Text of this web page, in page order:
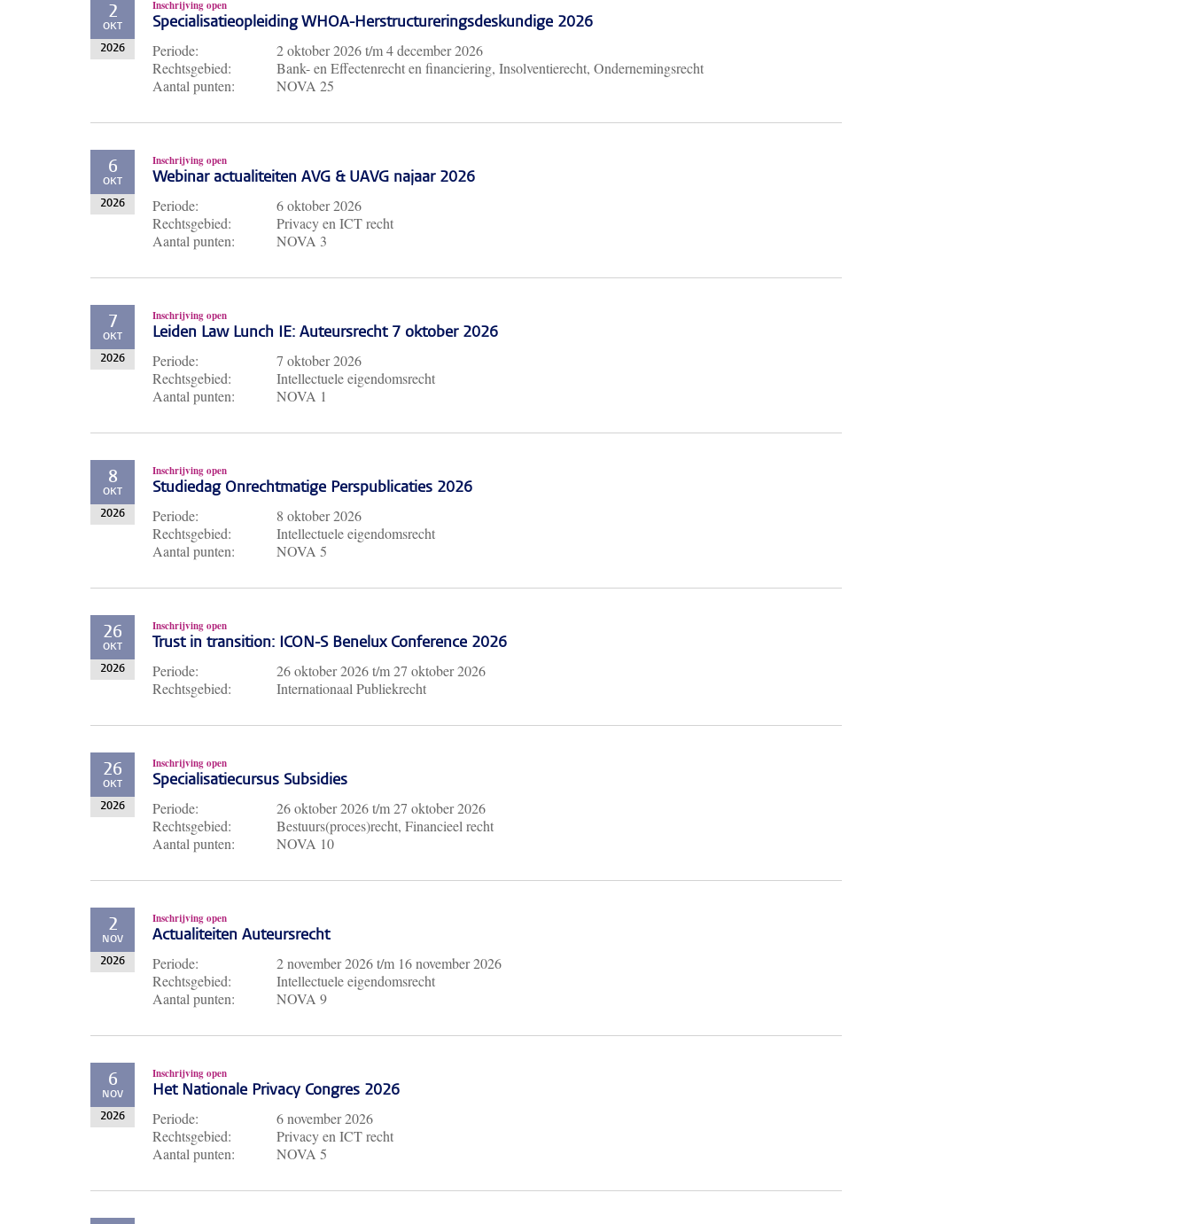
2
OKT
2026
Inschrijving open
Specialisatieopleiding WHOA-Herstructureringsdeskundige 2026
Periode: 2 oktober 2026t/m4 december 2026
Rechtsgebied:
Bank- en Effectenrecht en financiering, Insolventierecht, Ondernemingsrecht
Aantal punten:
NOVA 25
6
OKT
2026
Inschrijving open
Webinar actualiteiten AVG & UAVG najaar 2026
Periode:
6 oktober 2026
Rechtsgebied:
Privacy en ICT recht
Aantal punten:
NOVA 3
7
OKT
2026
Inschrijving open
Leiden Law Lunch IE: Auteursrecht 7 oktober 2026
Periode:
7 oktober 2026
Rechtsgebied:
Intellectuele eigendomsrecht
Aantal punten:
NOVA 1
8
OKT
2026
Inschrijving open
Studiedag Onrechtmatige Perspublicaties 2026
Periode:
8 oktober 2026
Rechtsgebied:
Intellectuele eigendomsrecht
Aantal punten:
NOVA 5
26
OKT
2026
Inschrijving open
Trust in transition: ICON-S Benelux Conference 2026
Periode: 26 oktober 2026t/m27 oktober 2026
Rechtsgebied:
Internationaal Publiekrecht
26
OKT
2026
Inschrijving open
Specialisatiecursus Subsidies
Periode: 26 oktober 2026t/m27 oktober 2026
Rechtsgebied:
Bestuurs(proces)recht, Financieel recht
Aantal punten:
NOVA 10
2
NOV
2026
Inschrijving open
Actualiteiten Auteursrecht
Periode: 2 november 2026t/m 16 november 2026
Rechtsgebied:
Intellectuele eigendomsrecht
Aantal punten:
NOVA 9
6
NOV
2026
Inschrijving open
Het Nationale Privacy Congres 2026
Periode:
6 november 2026
Rechtsgebied:
Privacy en ICT recht
Aantal punten:
NOVA 5